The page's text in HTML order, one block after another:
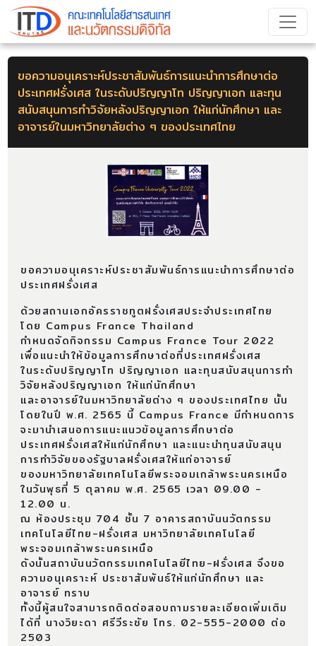
ขอความอนุเคราะห์ประชาสัมพันธ์การแนะนำการศึกษาต่อ
ประเทศฝรั่งเศส ในระดับปริญญาโท ปริญญาเอก และทุน
สนับสนุนการทำวิจัยหลังปริญญาเอก ให้แก่นักศึกษา และ
อาจารย์ในมหาวิทยาลัยต่าง ๆ ของประเทศไทย
ขอความอนุเคราะห์ประชาสัมพันธ์การแนะนำการศึกษาต่อ
ประเทศฝรั่งเศส
ด้วยสถานเอกอัครราชทูตฝรั่งเศสประจำประเทศไทย
โดย Campus France Thailand
กำหนดจัดกิจกรรม Campus France Tour 2022
เพื่อแนะนำให้ข้อมูลการศึกษาต่อที่ประเทศฝรั่งเศส
ในระดับปริญญาโท ปริญญาเอก และทุนสนับสนุนการทำ
วิจัยหลังปริญญาเอก ให้แก่นักศึกษา
และอาจารย์ในมหาวิทยาลัยต่าง ๆ ของประเทศไทย นั้น
โดยในปี พ.ศ. 2565 นี้ Campus France มีกำหนดการ
จะมานำเสนอการแนะแนวข้อมูลการศึกษาต่อ
ประเทศฝรั่งเศสให้แก่นักศึกษา และแนะนำทุนสนับสนุน
การทำวิจัยของรัฐบาลฝรั่งเศสให้แก่อาจารย์
ของมหาวิทยาลัยเทคโนโลยีพระจอมเกล้าพระนครเหนือ
ในวันพุธที่ 5 ตุลาคม พ.ศ. 2565 เวลา 09.00 -
12.00 น.
ณ ห้องประชุม 704 ชั้น 7 อาคารสถาบันนวัตกรรม
เทคโนโลยีไทย-ฝรั่งเศส มหาวิทยาลัยเทคโนโลยี
พระจอมเกล้าพระนครเหนือ
ดังนั้นสถาบันนวัตกรรมเทคโนโลยีไทย-ฝรั่งเศส จึงขอ
ความอนุเคราะห์ ประชาสัมพันธ์ให้แก่นักศึกษา และ
อาจารย์ ทราบ
ทั้งนี้ผู้สนใจสามารถติดต่อสอบถามรายละเอียดเพิ่มเติม
ได้ที่ นางวิยะดา ศรีวีระชัย โทร. 02-555-2000 ต่อ
2503